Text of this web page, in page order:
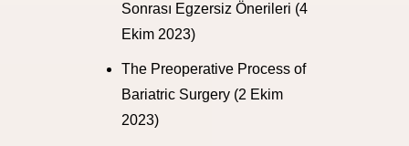
Sonrası Egzersiz Önerileri (4
Ekim 2023)
The Preoperative Process of
Bariatric Surgery (2 Ekim
2023)